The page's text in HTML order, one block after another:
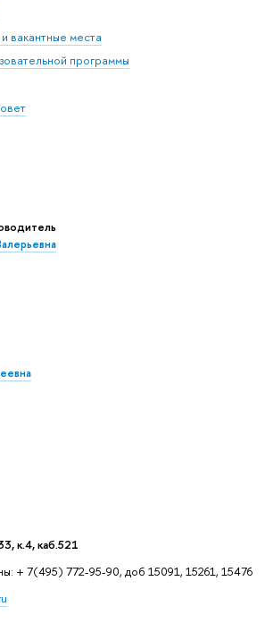
вакантные места
программы
к.4, каб.521
+ 7(495) 772-95-90, доб 15091, 15261, 15476